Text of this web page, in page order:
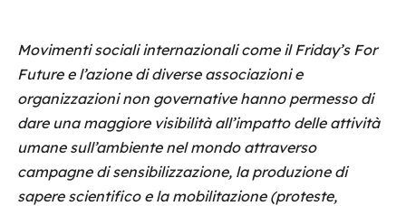
Movimenti sociali internazionali come il Friday’s For
Future e l’azione di diverse associazioni e
organizzazioni non governative hanno permesso di
dare una maggiore visibilità all’impatto delle attività
umane sull’ambiente nel mondo attraverso
campagne di sensibilizzazione, la produzione di
sapere scientifico e la mobilitazione (proteste,